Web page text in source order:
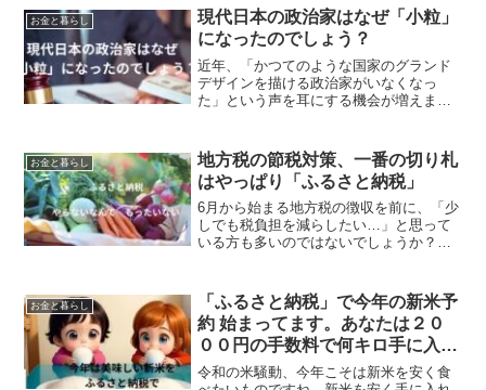
金の再就職先を探してハローワークに行
き、プライドをズタズタ...
お金と暮らし
現代日本の政治家はなぜ「小粒」
になったのでしょう？
近年、「かつてのような国家のグランド
デザインを描ける政治家がいなくなっ
た」という声を耳にする機会が増えまし
る姿に失望を感じる国民は少なくありま
せん。なぜ日本の政治家は、有...
お金と暮らし
地方税の節税対策、一番の切り札
はやっぱり「ふるさと納税」
6月から始まる地方税の徴収を前に、「少
しでも税負担を減らしたい…」と思って
いる方も多いのではないでしょうか？地
てに手厚い施策をしている自治体にな
ど、本当に応援したい地域...
お金と暮らし
「ふるさと納税」で今年の新米予
約 始まってます。あなたは２０
００円の手数料で何キロ手に入れ
ますか
令和の米騒動、今年こそは新米を安く食